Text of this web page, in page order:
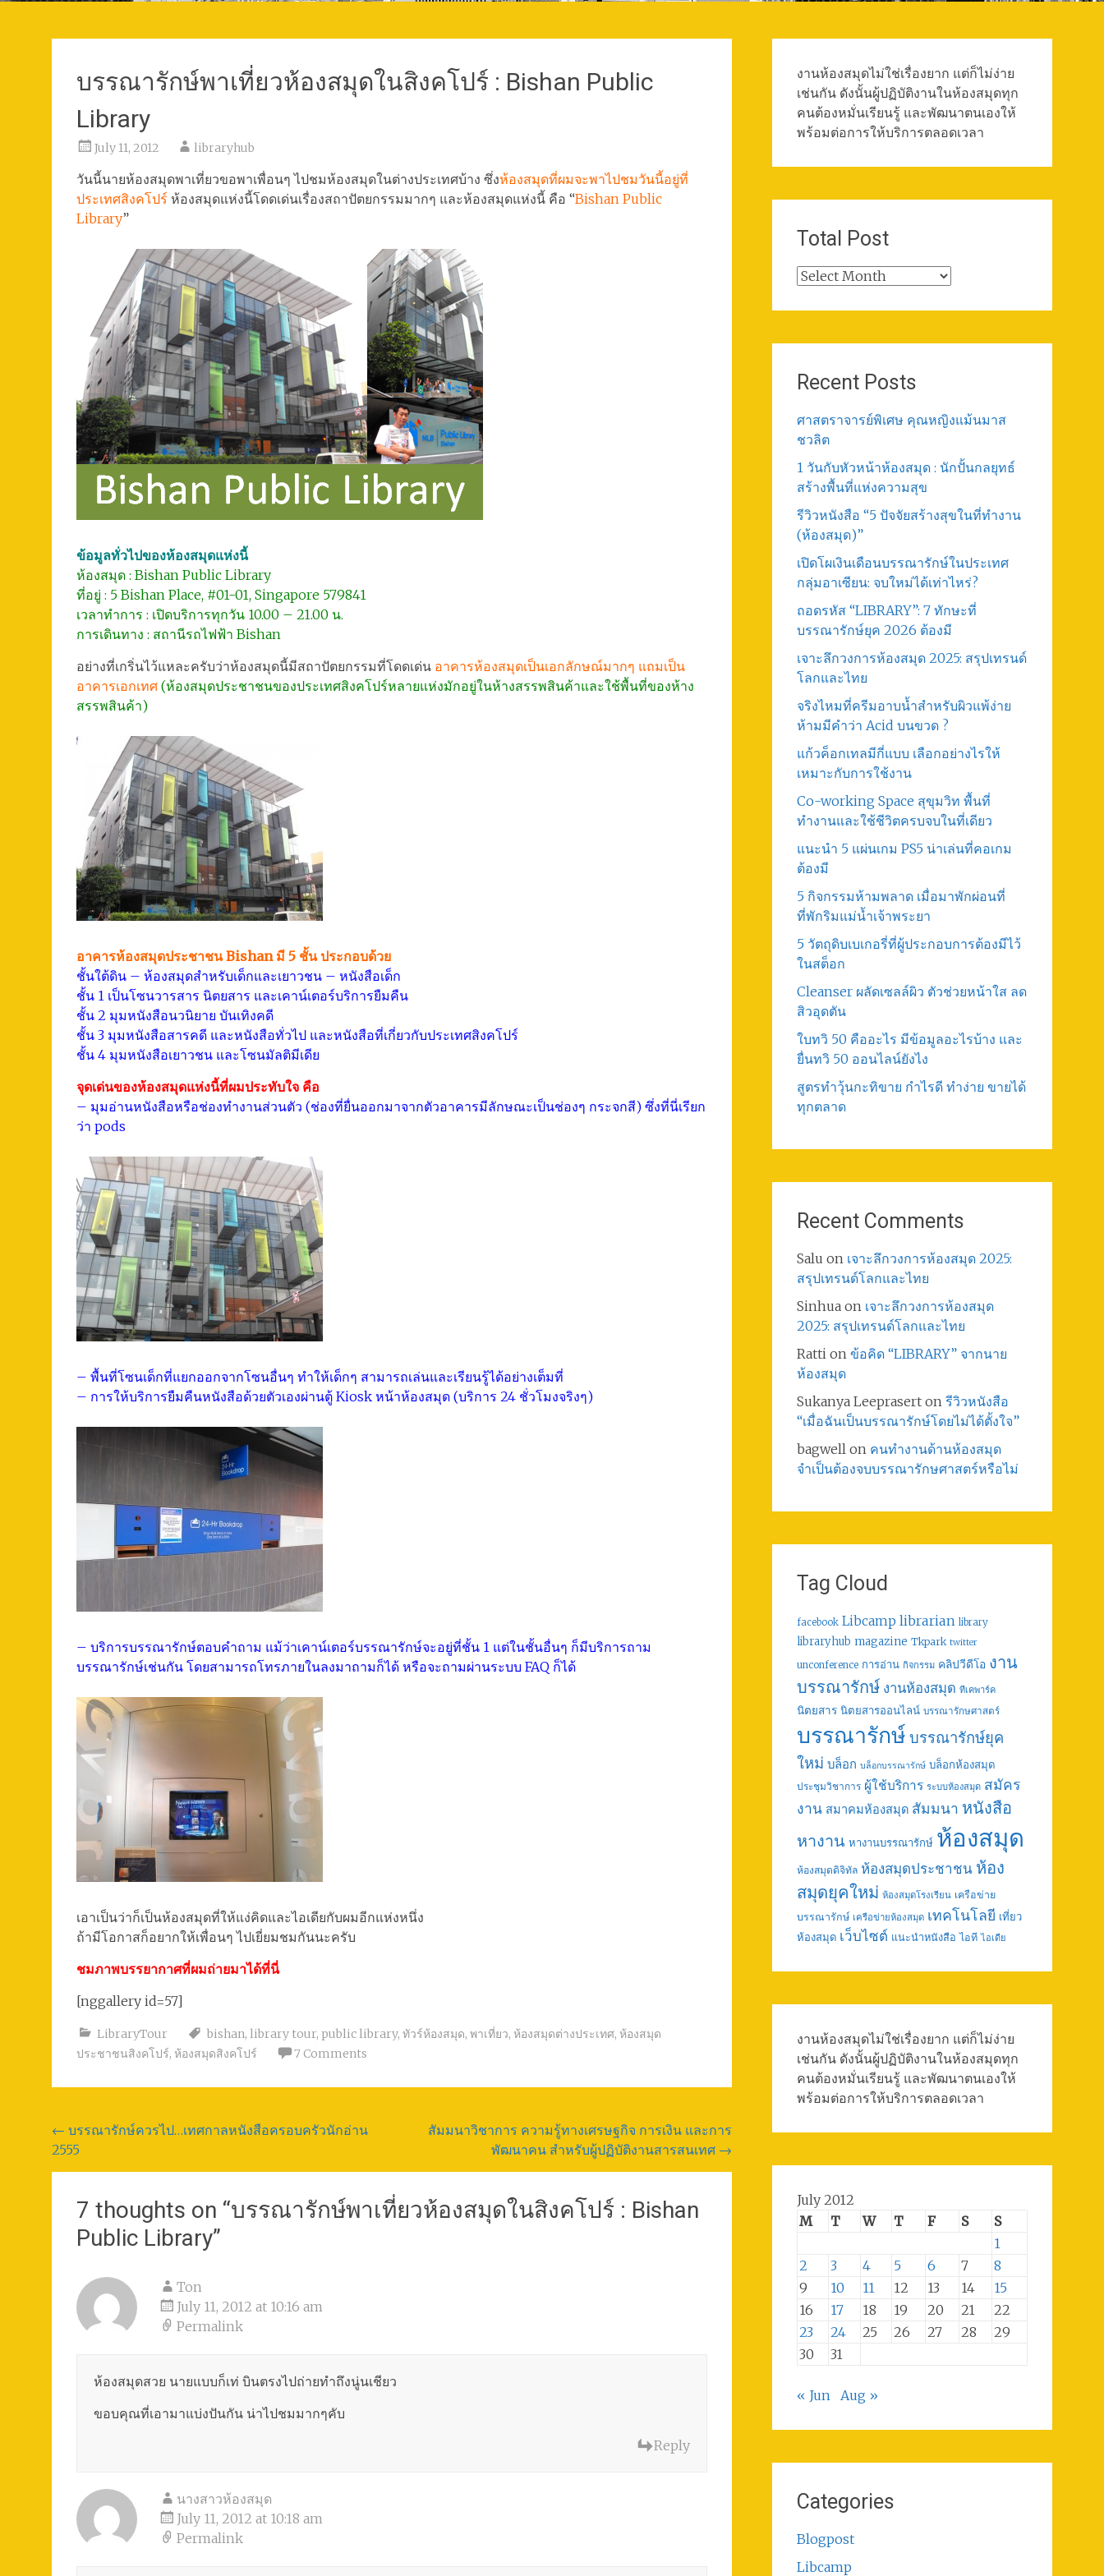
บรรณารักษ์พาเที่ยวห้องสมุดในสิงคโปร์ : Bishan Public
Library
July 11, 2012 libraryhub
วันนี้นายห้องสมุดพาเที่ยวขอพาเพื่อนๆ ไปชมห้องสมุดในต่างประเทศบ้าง ซึ่งห้องสมุดที่ผมจะพาไปชมวันนี้อยู่ที่
ประเทศสิงคโปร์ ห้องสมุดแห่งนี้โดดเด่นเรื่องสถาปัตยกรรมมากๆ และห้องสมุดแห่งนี้ คือ “Bishan Public
Library”
ข้อมูลทั่วไปของห้องสมุดแห่งนี้
ห้องสมุด : Bishan Public Library
ที่อยู่ : 5 Bishan Place, #01-01, Singapore 579841
เวลาทำการ : เปิดบริการทุกวัน 10.00 – 21.00 น.
การเดินทาง : สถานีรถไฟฟ้า Bishan
อย่างที่เกริ่นไว้แหละครับว่าห้องสมุดนี้มีสถาปัตยกรรมที่โดดเด่น อาคารห้องสมุดเป็นเอกลักษณ์มากๆ แถมเป็น
อาคารเอกเทศ (ห้องสมุดประชาชนของประเทศสิงคโปร์หลายแห่งมักอยู่ในห้างสรรพสินค้าและใช้พื้นที่ของห้าง
สรรพสินค้า)
อาคารห้องสมุดประชาชน Bishan มี 5 ชั้น ประกอบด้วย
ชั้นใต้ดิน – ห้องสมุดสำหรับเด็กและเยาวชน – หนังสือเด็ก
ชั้น 1 เป็นโซนวารสาร นิตยสาร และเคาน์เตอร์บริการยืมคืน
ชั้น 2 มุมหนังสือนวนิยาย บันเทิงคดี
ชั้น 3 มุมหนังสือสารคดี และหนังสือทั่วไป และหนังสือที่เกี่ยวกับประเทศสิงคโปร์
ชั้น 4 มุมหนังสือเยาวชน และโซนมัลติมีเดีย
จุดเด่นของห้องสมุดแห่งนี้ที่ผมประทับใจ คือ
– มุมอ่านหนังสือหรือช่องทำงานส่วนตัว (ช่องที่ยื่นออกมาจากตัวอาคารมีลักษณะเป็นช่องๆ กระจกสี) ซึ่งที่นี่เรียก
ว่า pods
– พื้นที่โซนเด็กที่แยกออกจากโซนอื่นๆ ทำให้เด็กๆ สามารถเล่นและเรียนรู้ได้อย่างเต็มที่
– การให้บริการยืมคืนหนังสือด้วยตัวเองผ่านตู้ Kiosk หน้าห้องสมุด (บริการ 24 ชั่วโมงจริงๆ)
– บริการบรรณารักษ์ตอบคำถาม แม้ว่าเคาน์เตอร์บรรณารักษ์จะอยู่ที่ชั้น 1 แต่ในชั้นอื่นๆ ก็มีบริการถาม
บรรณารักษ์เช่นกัน โดยสามารถโทรภายในลงมาถามก็ได้ หรือจะถามผ่านระบบ FAQ ก็ได้
เอาเป็นว่าก็เป็นห้องสมุดที่ให้แง่คิดและไอเดียกับผมอีกแห่งหนึ่ง
ถ้ามีโอกาสก็อยากให้เพื่อนๆ ไปเยี่ยมชมกันนะครับ
ชมภาพบรรยากาศที่ผมถ่ายมาได้ที่นี่
[nggallery id=57]
LibraryTour bishan, library tour, public library, ทัวร์ห้องสมุด, พาเที่ยว, ห้องสมุดต่างประเทศ, ห้องสมุด
ประชาชนสิงคโปร์, ห้องสมุดสิงคโปร์ 7 Comments
Post
navigation
← บรรณารักษ์ควรไป…เทศกาลหนังสือครอบครัวนักอ่าน
2555
สัมมนาวิชาการ ความรู้ทางเศรษฐกิจ การเงิน และการ
พัฒนาคน สำหรับผู้ปฏิบัติงานสารสนเทศ →
7 thoughts on “บรรณารักษ์พาเที่ยวห้องสมุดในสิงคโปร์ : Bishan
Public Library”
Ton
July 11, 2012 at 10:16 am
Permalink
ห้องสมุดสวย นายแบบก็เท่ บินตรงไปถ่ายทำถึงนู่นเชียว
ขอบคุณที่เอามาแบ่งปันกัน น่าไปชมมากๆคับ
Reply
นางสาวห้องสมุด
July 11, 2012 at 10:18 am
Permalink
งานห้องสมุดไม่ใช่เรื่องยาก แต่ก็ไม่ง่าย
เช่นกัน ดังนั้นผู้ปฏิบัติงานในห้องสมุดทุก
คนต้องหมั่นเรียนรู้ และพัฒนาตนเองให้
พร้อมต่อการให้บริการตลอดเวลา
Total Post
Total
Recent Posts
ศาสตราจารย์พิเศษ คุณหญิงแม้นมาส
ชวลิต
1 วันกับหัวหน้าห้องสมุด : นักปั้นกลยุทธ์
สร้างพื้นที่แห่งความสุข
รีวิวหนังสือ “5 ปัจจัยสร้างสุขในที่ทำงาน
(ห้องสมุด)”
เปิดโผเงินเดือนบรรณารักษ์ในประเทศ
กลุ่มอาเซียน: จบใหม่ได้เท่าไหร่?
ถอดรหัส “LIBRARY”: 7 ทักษะที่
บรรณารักษ์ยุค 2026 ต้องมี
เจาะลึกวงการห้องสมุด 2025: สรุปเทรนด์
โลกและไทย
จริงไหมที่ครีมอาบน้ำสำหรับผิวแพ้ง่าย
ห้ามมีคำว่า Acid บนขวด ?
แก้วค็อกเทลมีกี่แบบ เลือกอย่างไรให้
เหมาะกับการใช้งาน
Co-working Space สุขุมวิท พื้นที่
ทำงานและใช้ชีวิตครบจบในที่เดียว
แนะนำ 5 แผ่นเกม PS5 น่าเล่นที่คอเกม
ต้องมี
5 กิจกรรมห้ามพลาด เมื่อมาพักผ่อนที่
ที่พักริมแม่น้ำเจ้าพระยา
5 วัตถุดิบเบเกอรี่ที่ผู้ประกอบการต้องมีไว้
ในสต็อก
Cleanser ผลัดเซลล์ผิว ตัวช่วยหน้าใส ลด
สิวอุดตัน
ใบทวิ 50 คืออะไร มีข้อมูลอะไรบ้าง และ
ยื่นทวิ 50 ออนไลน์ยังไง
สูตรทําวุ้นกะทิขาย กำไรดี ทำง่าย ขายได้
ทุกตลาด
Recent Comments
Salu on เจาะลึกวงการห้องสมุด 2025:
สรุปเทรนด์โลกและไทย
Sinhuaon เจาะลึกวงการห้องสมุด
2025: สรุปเทรนด์โลกและไทย
Rattion ข้อคิด “LIBRARY” จากนาย
ห้องสมุด
Sukanya Leepraserton รีวิวหนังสือ
“เมื่อฉันเป็นบรรณารักษ์โดยไม่ได้ตั้งใจ”
bagwellon คนทำงานด้านห้องสมุด
จำเป็นต้องจบบรรณารักษศาสตร์หรือไม่
Tag Cloud
facebook Libcamp librarian library
libraryhub magazine Tkpark twitter
unconference การอ่าน กิจกรรม คลิปวีดีโอ งาน
บรรณารักษ์ งานห้องสมุด ทีเคพาร์ค
นิตยสาร นิตยสารออนไลน์ บรรณารักษศาสตร์
บรรณารักษ์ บรรณารักษ์ยุค
ใหม่ บล็อก บล็อกบรรณารักษ์ บล็อกห้องสมุด
ประชุมวิชาการ ผู้ใช้บริการ ระบบห้องสมุด สมัคร
งาน สมาคมห้องสมุด สัมมนา หนังสือ
หางาน หางานบรรณารักษ์ ห้องสมุด
ห้องสมุดดิจิทัล ห้องสมุดประชาชน ห้อง
สมุดยุคใหม่ ห้องสมุดโรงเรียน เครือข่าย
บรรณารักษ์ เครือข่ายห้องสมุด เทคโนโลยี เที่ยว
ห้องสมุด เว็บไซต์ แนะนำหนังสือ ไอที ไอเดีย
งานห้องสมุดไม่ใช่เรื่องยาก แต่ก็ไม่ง่าย
เช่นกัน ดังนั้นผู้ปฏิบัติงานในห้องสมุดทุก
คนต้องหมั่นเรียนรู้ และพัฒนาตนเองให้
พร้อมต่อการให้บริการตลอดเวลา
July 2012
M
T W T F S
S
1
2
3 4 5 6 7
8
9
10 11 12 13 14
15
16
17 18 19 20 21
22
23
24 25 26 27 28
29
30
31
« Jun Aug »
Categories
Blogpost
Libcamp